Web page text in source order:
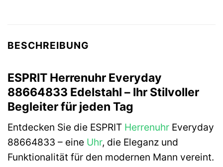
BESCHREIBUNG
ESPRIT Herrenuhr Everyday
88664833 Edelstahl – Ihr Stilvoller
Begleiter für jeden Tag
Entdecken Sie die ESPRIT Herrenuhr Everyday
88664833 – eine Uhr, die Eleganz und
Funktionalität für den modernen Mann vereint.